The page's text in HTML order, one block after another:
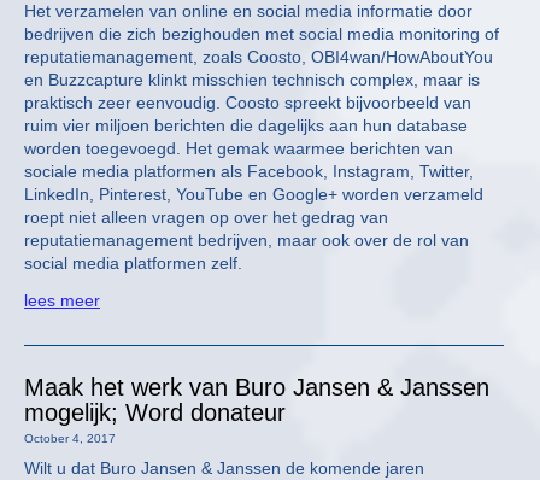
Het verzamelen van online en social media informatie door
bedrijven die zich bezighouden met social media monitoring of
reputatiemanagement, zoals Coosto, OBI4wan/HowAboutYou
en Buzzcapture klinkt misschien technisch complex, maar is
praktisch zeer eenvoudig. Coosto spreekt bijvoorbeeld van
ruim vier miljoen berichten die dagelijks aan hun database
worden toegevoegd. Het gemak waarmee berichten van
sociale media platformen als Facebook, Instagram, Twitter,
LinkedIn, Pinterest, YouTube en Google+ worden verzameld
roept niet alleen vragen op over het gedrag van
reputatiemanagement bedrijven, maar ook over de rol van
social media platformen zelf.
lees meer
Maak het werk van Buro Jansen & Janssen
mogelijk; Word donateur
October 4, 2017
Wilt u dat Buro Jansen & Janssen de komende jaren